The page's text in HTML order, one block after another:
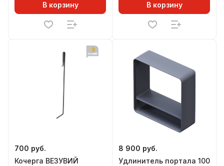
В корзину В корзину
700 руб.
Кочерга ВЕЗУВИЙ
8 900 руб.
Удлинитель портала 100